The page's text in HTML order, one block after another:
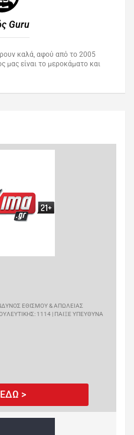
Guru​
καλά, αφού από το 2005
μας είναι το μεροκάματο και
ΕΘΙΣΜΟΥ & ΑΠΩΛΕΙΑΣ
1114 | ΠΑΙΞΕ ΥΠΕΥΘΥΝΑ
>